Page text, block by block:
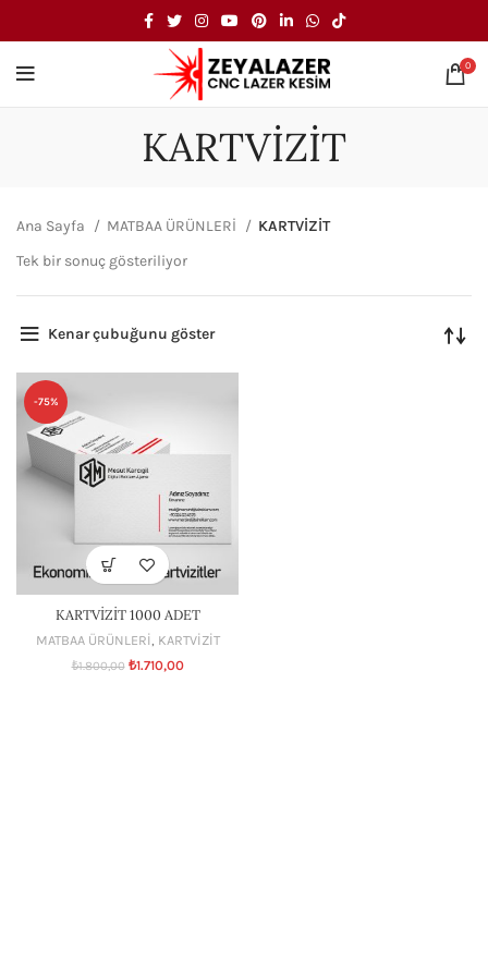
0
KARTVİZİT
Ana Sayfa MATBAA ÜRÜNLERİ
KARTVİZİT
Tek bir sonuç gösteriliyor
Kenar çubuğunu göster
-75%
KARTVİZİT 1000 ADET
MATBAA ÜRÜNLERİ, KARTVİZİT
₺1.800,00 ₺1.710,00